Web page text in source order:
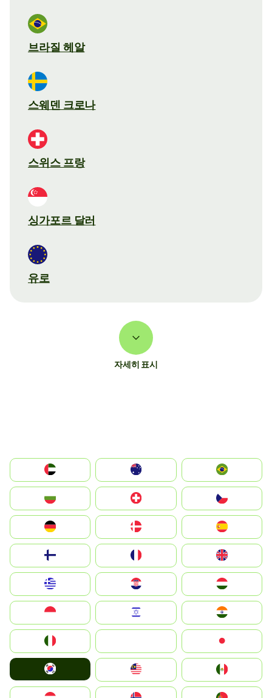
브라질 헤알
스웨덴 크로나
스위스 프랑
싱가포르 달러
유로
자세히 표시
الإمارات العربية المتحدة
Switzerland
Deutschland
United Kingdom
Magyarország
South Korea